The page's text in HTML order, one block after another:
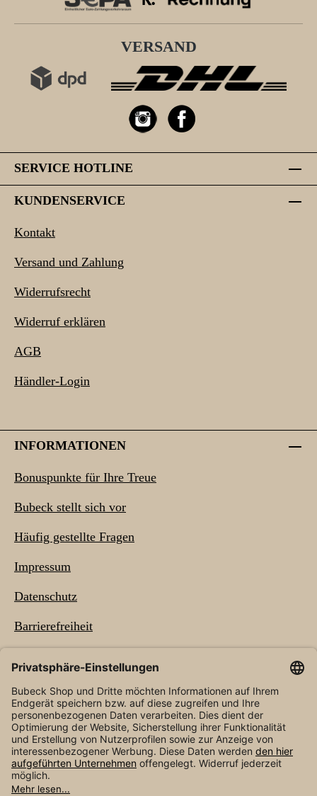
VERSAND
SERVICE HOTLINE
KUNDENSERVICE
Kontakt
Versand und Zahlung
Widerrufsrecht
Widerruf erklären
AGB
Händler-Login
INFORMATIONEN
Bonuspunkte für Ihre Treue
Bubeck stellt sich vor
Häufig gestellte Fragen
Impressum
Datenschutz
Barrierefreiheit
NEWSLETTER